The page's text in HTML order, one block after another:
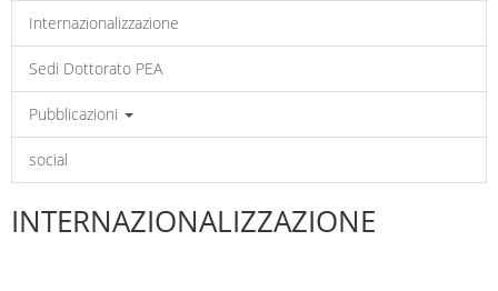
Internazionalizzazione
Sedi Dottorato PEA
Pubblicazioni
social
INTERNAZIONALIZZAZIONE